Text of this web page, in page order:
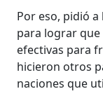
Por eso, pidió
para lograr
efectivas para
hicieron otros
naciones que